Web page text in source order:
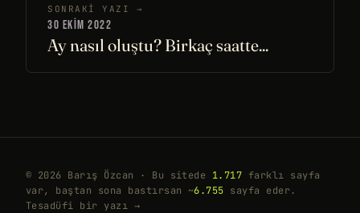
SONRAKI YAZI →
30 EKIM 2022
Ay nasıl oluştu? Birkaç saatte...
© 2026 Barış Özcan · Bu sitede 1.717 farklı sayfa
var, baştan sona bastırsan ~6.755 sayfa eder.
Tesadüfi bir yazı →